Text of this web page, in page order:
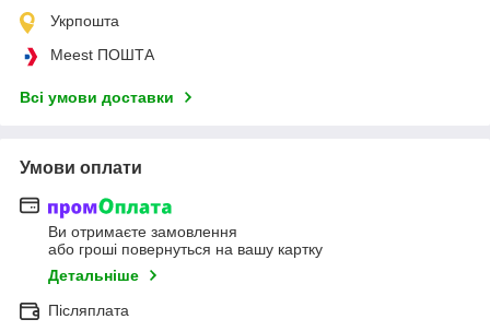
Укрпошта
Meest ПОШТА
Всі умови доставки
Умови оплати
Ви отримаєте замовлення
або гроші повернуться на вашу картку
Детальніше
Післяплата